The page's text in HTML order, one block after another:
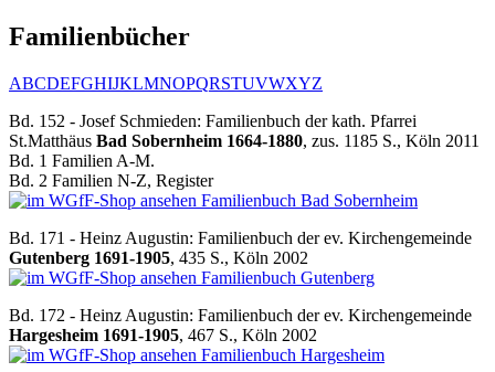
Familienbücher
ABCDEFGHIJKLMNOPQRSTUVWXYZ
Bd. 152 - Josef Schmieden: Familienbuch der kath. Pfarrei
St.Matthäus Bad Sobernheim 1664-1880, zus. 1185 S., Köln 2011
Bd. 1 Familien A-M.
Bd. 2 Familien N-Z, Register
Familienbuch Bad Sobernheim
Bd. 171 - Heinz Augustin: Familienbuch der ev. Kirchengemeinde
Gutenberg 1691-1905, 435 S., Köln 2002
Familienbuch Gutenberg
Bd. 172 - Heinz Augustin: Familienbuch der ev. Kirchengemeinde
Hargesheim 1691-1905, 467 S., Köln 2002
Familienbuch Hargesheim